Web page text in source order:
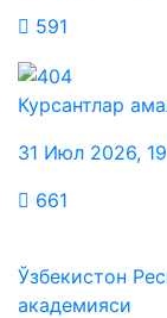
591
Курсантлар
31 Июл 2026,
661
Ўзбекистон
академияси